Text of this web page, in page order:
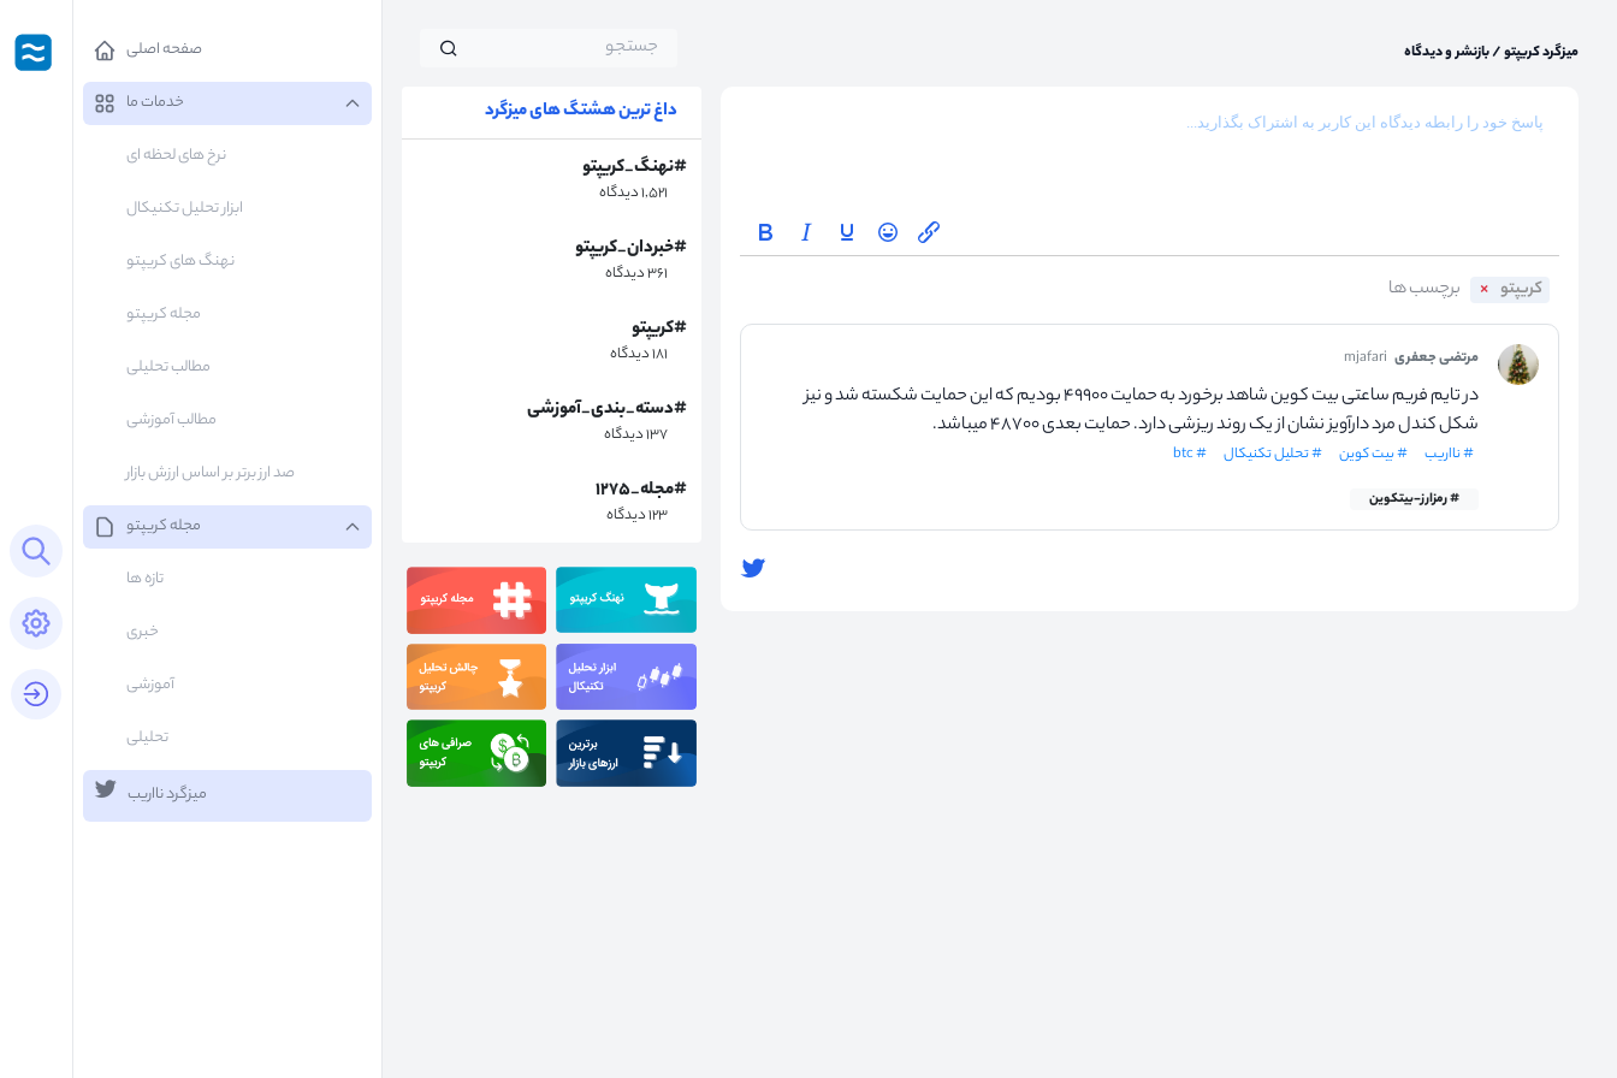
Open search panel
Open settings panel
login button
صفحه اصلی
خدمات ما
نرخ های لحظه ای
ابزار تحلیل تکنیکال
نهنگ های کریپتو
مجله کریپتو
مطالب تحلیلی
مطالب آموزشی
صد ارز برتر بر اساس ارزش بازار
مجله کریپتو
تازه ها
خبری
آموزشی
تحلیلی
میزگرد نااریب
میزگرد کریپتو/بازنشر و دیدگاه
کریپتو
مرتضی جعفری mjafari
در تایم فریم ساعتی بیت کوین شاهد برخورد به حمایت ۴۹۹۰۰ بودیم که این حمایت شکسته شد و نیز
شکل کندل مرد دارآویز نشان از یک روند ریزشی دارد. حمایت بعدی ۴۸۷۰۰ میباشد.
# نااریب # بیت کوین # تحلیل تکنیکال # btc
# رمزارز-بیتکوین
داغ ترین هشتگ های میزگرد
#نهنگ_کریپتو
۱,۵۲۱ دیدگاه
#خبردان_کریپتو
۳۶۱ دیدگاه
#کریپتو
۱۸۱ دیدگاه
#دسته_بندی_آموزشی
۱۳۷ دیدگاه
#مجله_۱۲۷۵
۱۲۳ دیدگاه